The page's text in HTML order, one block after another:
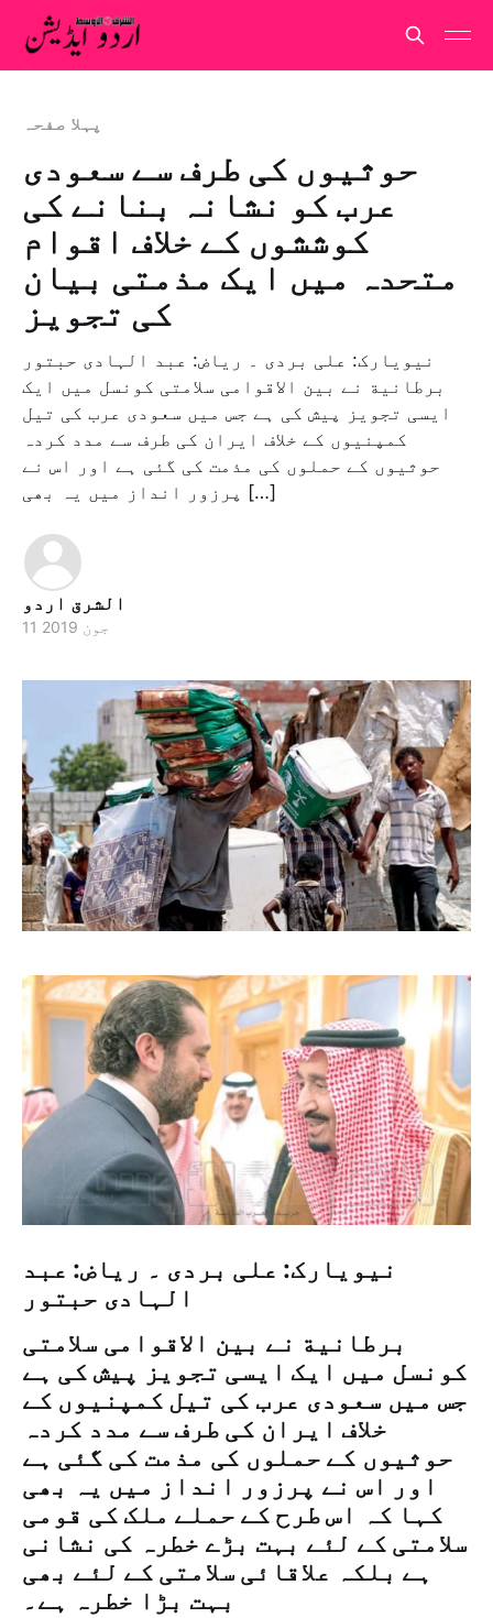
پہلا صفحہ
حوثیوں کی طرف سے سعودی
عرب کو نشانہ بنانے کی
کوششوں کے خلاف اقوام
متحدہ میں ایک مذمتی بیان
کی تجویز
نیویارک: علی بردی ۔ ریاض: عبد الہادی حبتور
برطانية نے بین الاقوامی سلامتی کونسل میں ایک
ایسی تجویز پیش کی ہے جس میں سعودی عرب کی تیل
کمپنیوں کے خلاف ایران کی طرف سے مدد کردہ
حوثیوں کے حملوں کی مذمت کی گئی ہے اور اس نے
پرزور انداز میں یہ بھی […]
الشرق اردو
11 جون 2019
نیویارک: علی بردی ۔ ریاض: عبد
الہادی حبتور
برطانية نے بین الاقوامی سلامتی
کونسل میں ایک ایسی تجویز پیش کی ہے
جس میں سعودی عرب کی تیل کمپنیوں کے
خلاف ایران کی طرف سے مدد کردہ
حوثیوں کے حملوں کی مذمت کی گئی ہے
اور اس نے پرزور انداز میں یہ بھی
کہا کہ اس طرح کے حملے ملک کی قومی
سلامتی کے لئے بہت بڑے خطرہ کی نشانی
ہے بلکہ علاقائی سلامتی کے لئے بھی
بہت بڑا خطرہ ہے۔